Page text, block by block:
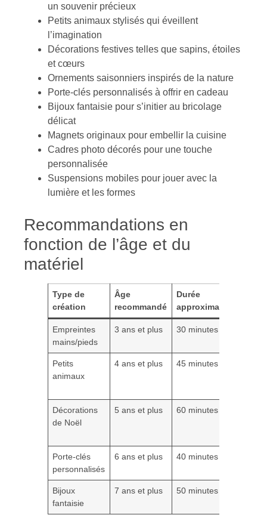
un souvenir précieux
Petits animaux stylisés qui éveillent
l’imagination
Décorations festives telles que sapins, étoiles
et cœurs
Ornements saisonniers inspirés de la nature
Porte-clés personnalisés à offrir en cadeau
Bijoux fantaisie pour s’initier au bricolage
délicat
Magnets originaux pour embellir la cuisine
Cadres photo décorés pour une touche
personnalisée
Suspensions mobiles pour jouer avec la
lumière et les formes
Recommandations en
fonction de l’âge et du
matériel
Type de
création
Âge
recommandé
Durée
approximative
Empreintes
mains/pieds
3 ans et plus 30 minutes
Petits
animaux
4 ans et plus 45 minutes
Décorations
de Noël
5 ans et plus 60 minutes
Porte-clés
personnalisés
6 ans et plus 40 minutes
Bijoux
fantaisie
7 ans et plus 50 minutes